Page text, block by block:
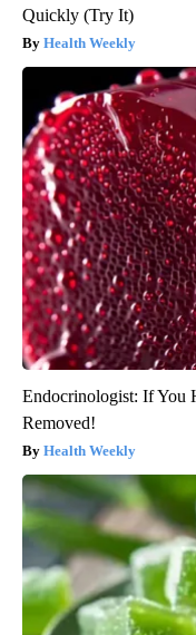
Quickly (Try It)
Health Weekly
Endocrinologist: If You
Removed!
Health Weekly